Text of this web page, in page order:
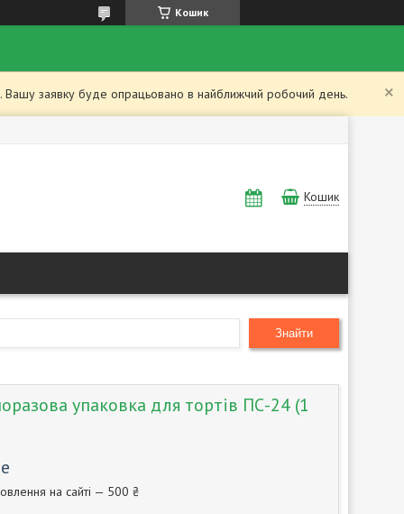
Кошик
Вашу заявку буде опрацьовано в найближчий робочий день.
Кошик
Знайти
упаковка для тортів ПС-24 (1
на сайті — 500 ₴